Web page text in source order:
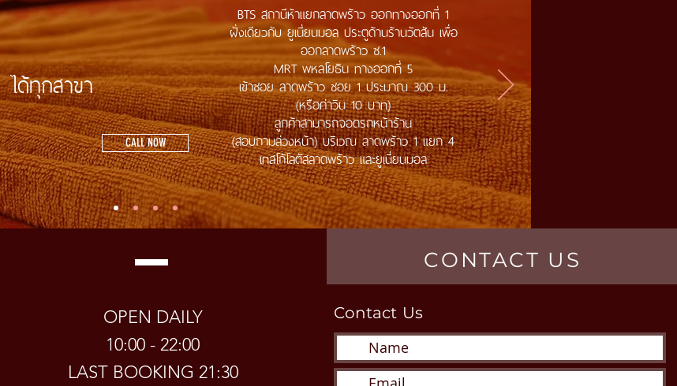
ได้ทุกสาขา
BTS สถานีห้าแยกลาดพร้าว ออกทางออกที่ 1
ฝั่งเดียวกับ ยูเนี่ยนมอล ประตูด้านร้านวัตสัน เพื่อ
ออกลาดพร้าว ซ.1
MRT พหลโยธิน ทางออกที่ 5
เข้าซอย ลาดพร้าว ซอย 1 ประมาณ 300 ม.
(หรือค่าวิน 10 บาท)
ลูกค้าสามารถจอดรถหน้าร้าน
(สอบถามล่วงหน้า) บริเวณ ลาดพร้าว 1 แยก 4
เทสโก้โลตัสลาดพร้าว และยูเนี่ยนมอล
CALL NOW
OPEN DAILY
10:00 - 22:00
LAST BOOKING 21:30
CONTACT US
Contact Us